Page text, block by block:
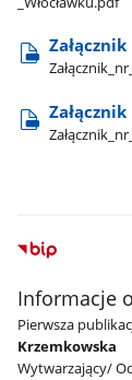
Informacje
Pierwsza
Krzemkowska
Wytwarzający/